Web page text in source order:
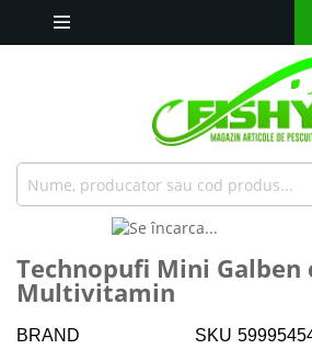
the
end
the
to
the
of
Technopufi Mini Galben
Multivitamin
BRAND SKU